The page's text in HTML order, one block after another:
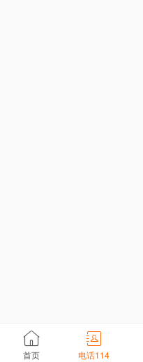
首页 电话114